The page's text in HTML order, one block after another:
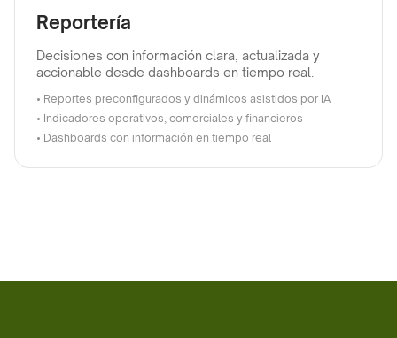
Reportería
Decisiones con información clara, actualizada y
accionable desde dashboards en tiempo real.
• Reportes preconfigurados y dinámicos asistidos por IA
• Indicadores operativos, comerciales y financieros
• Dashboards con información en tiempo real